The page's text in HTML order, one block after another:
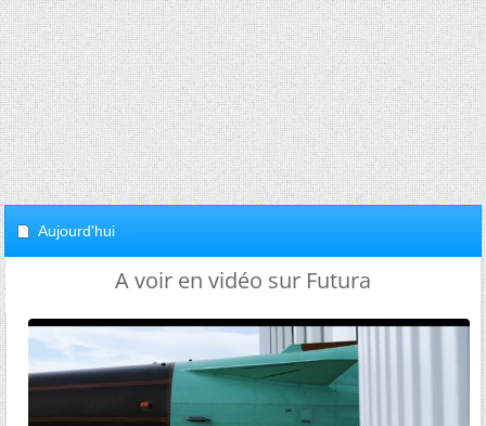
Aujourd'hui
A voir en vidéo sur Futura